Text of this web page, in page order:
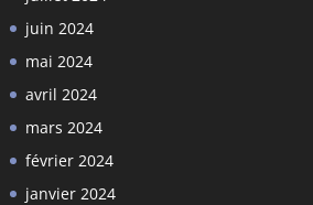
juin 2024
mai 2024
avril 2024
mars 2024
février 2024
janvier 2024